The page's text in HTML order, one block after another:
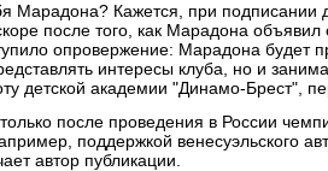
Марадона? Кажется, при подписании
после того, как Марадона
опровержение: Марадона будет
интересы клуба, но и
детской академии "Динамо-Брест",
после проведения в России
поддержкой венесуэльского
автор публикации.